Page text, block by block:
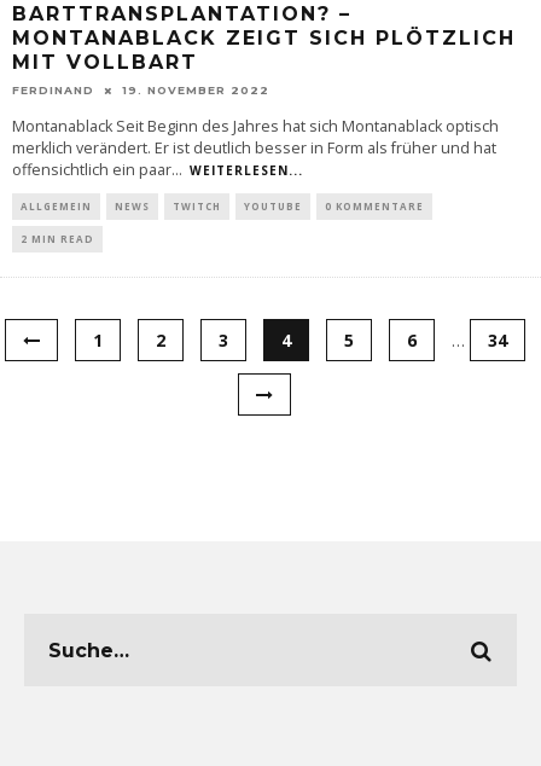
BARTTRANSPLANTATION? –
MONTANABLACK ZEIGT SICH PLÖTZLICH
MIT VOLLBART
FERDINAND 19. NOVEMBER 2022
Montanablack Seit Beginn des Jahres hat sich Montanablack optisch
merklich verändert. Er ist deutlich besser in Form als früher und hat
offensichtlich ein paar... WEITERLESEN...
ALLGEMEIN NEWS TWITCH YOUTUBE 0 KOMMENTARE
2 MIN READ
1 2 3 4 5 6 … 34